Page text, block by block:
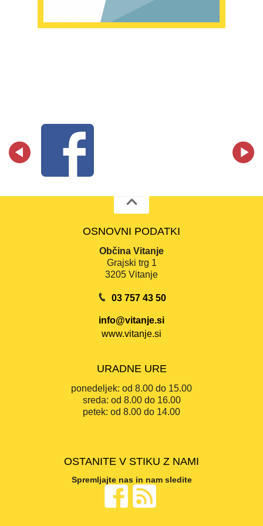
OSNOVNI PODATKI
Občina Vitanje
Grajski trg 1
3205 Vitanje
03 757 43 50
info@vitanje.si
www.vitanje.si
URADNE URE
ponedeljek: od 8.00 do 15.00
sreda: od 8.00 do 16.00
petek: od 8.00 do 14.00
OSTANITE V STIKU Z NAMI
Spremljajte nas in nam sledite